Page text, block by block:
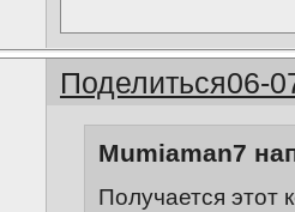
Поделиться06-
Mumiaman7
Получается этот